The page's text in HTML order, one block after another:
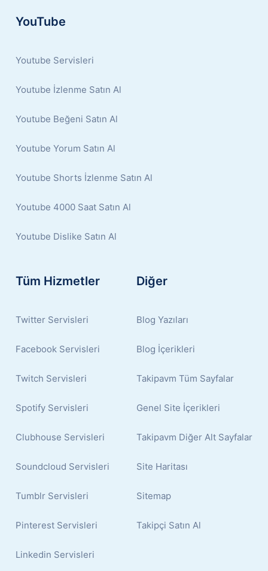
YouTube
Youtube Servisleri
Youtube İzlenme Satın Al
Youtube Beğeni Satın Al
Youtube Yorum Satın Al
Youtube Shorts İzlenme Satın Al
Youtube 4000 Saat Satın Al
Youtube Dislike Satın Al
Tüm Hizmetler
Twitter Servisleri
Facebook Servisleri
Twitch Servisleri
Spotify Servisleri
Clubhouse Servisleri
Soundcloud Servisleri
Tumblr Servisleri
Pinterest Servisleri
Linkedin Servisleri
Diğer
Blog Yazıları
Blog İçerikleri
Takipavm Tüm Sayfalar
Genel Site İçerikleri
Takipavm Diğer Alt Sayfalar
Site Haritası
Sitemap
Takipçi Satın Al